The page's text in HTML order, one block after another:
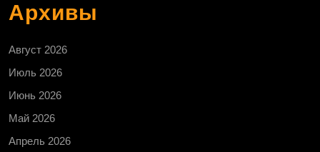
Архивы
Август 2026
Июль 2026
Июнь 2026
Май 2026
Апрель 2026